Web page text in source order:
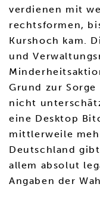
verdienen mit
rechtsformen,
Kurshoch kam.
und
Grund zur
nicht
eine Desktop
mittlerweile
Deutschland
allem absolut
Angaben der